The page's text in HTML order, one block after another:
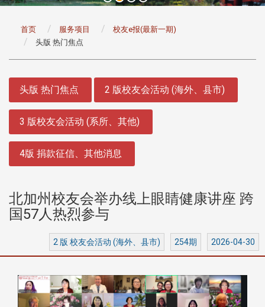
首页 服务项目
校友e报(最新一期)
头版 热门焦点
头版 热门焦点 2 版校友会活动 (海外、县市)
3 版校友会活动 (系所、其他)
4版 捐款征信、其他消息
北加州校友会举办线上眼睛健康讲座 跨
国57人热烈参与
2 版 校友会活动 (海外、县市) 254期 2026-04-30